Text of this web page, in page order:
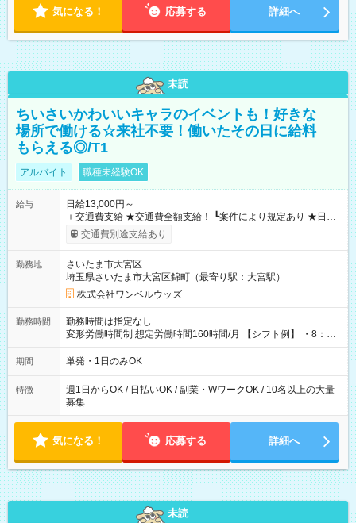
気になる！ 応募する 詳細へ
未読
ちいさいかわいいキャラのイベントも！好きな
場所で働ける☆来社不要！働いたその日に給料
もらえる◎/T1
アルバイト 職種未経験OK
給与
日給13,000円～
＋交通費支給 ★交通費全額支給！ ┗案件により規定あり ★日払
いOK！（規定あり） ┗働いたその日に現金GET♪ お仕事後はコ
ンビニATMから 日払い分を引き落とせます！ 【試用期間】試
交通費別途支給あり
勤務地
さいたま市大宮区
埼玉県さいたま市大宮区錦町（最寄り駅：大宮駅）
株式会社ワンベルウッズ
勤務時間
勤務時間は指定なし
変形労働時間制 想定労働時間160時間/月 【シフト例】 ・8：00
～21：00
期間 単発・1日のみOK
特徴
週1日からOK / 日払いOK / 副業・WワークOK / 10名以上の大量
募集
気になる！ 応募する 詳細へ
未読